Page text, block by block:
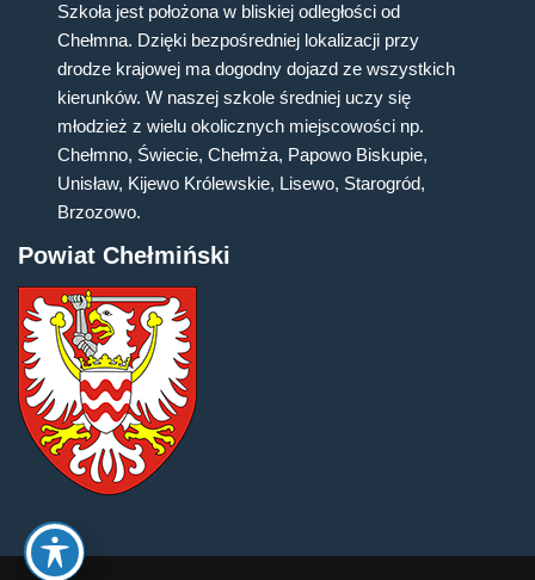
Szkoła jest położona w bliskiej odległości od
Chełmna. Dzięki bezpośredniej lokalizacji przy
drodze krajowej ma dogodny dojazd ze wszystkich
kierunków. W naszej szkole średniej uczy się
młodzież z wielu okolicznych miejscowości np.
Chełmno, Świecie, Chełmża, Papowo Biskupie,
Unisław, Kijewo Królewskie, Lisewo, Starogród,
Brzozowo.
Powiat Chełmiński